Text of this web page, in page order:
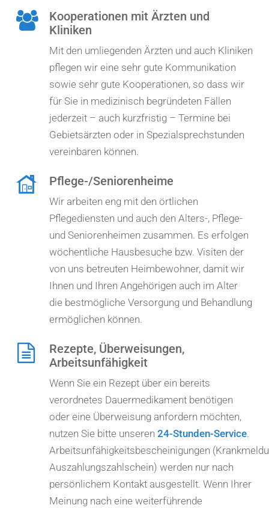
Kooperationen mit Ärzten und
Kliniken
Mit den umliegenden Ärzten und auch Kliniken
pflegen wir eine sehr gute Kommunikation
sowie sehr gute Kooperationen, so dass wir
für Sie in medizinisch begründeten Fällen
jederzeit – auch kurzfristig – Termine bei
Gebietsärzten oder in Spezialsprechstunden
vereinbaren können.
Pflege-/Seniorenheime
Wir arbeiten eng mit den örtlichen
Pflegediensten und auch den Alters-, Pflege-
und Seniorenheimen zusammen. Es erfolgen
wöchentliche Hausbesuche bzw. Visiten der
von uns betreuten Heimbewohner, damit wir
Ihnen und Ihren Angehörigen auch im Alter
die bestmögliche Versorgung und Behandlung
ermöglichen können.
Rezepte, Überweisungen,
Arbeitsunfähigkeit
Wenn Sie ein Rezept über ein bereits
verordnetes Dauermedikament benötigen
oder eine Überweisung anfordern möchten,
nutzen Sie bitte unseren 24-Stunden-Service.
Arbeitsunfähigkeitsbescheinigungen
Auszahlungszahlschein) werden nur nach
persönlichem Kontakt ausgestellt. Wenn Ihrer
Meinung nach eine weiterführende